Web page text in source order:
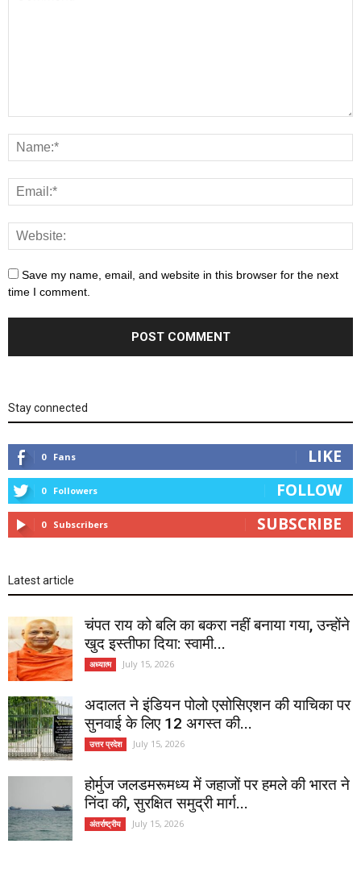
Save my name, email, and website in this browser for the next
time I comment.
Stay connected
0 Fans LIKE
0 Followers FOLLOW
0 Subscribers SUBSCRIBE
Latest article
चंपत राय को बलि का बकरा नहीं बनाया गया, उन्होंने
खुद इस्तीफा दिया: स्वामी...
अध्यात्म July 15, 2026
अदालत ने इंडियन पोलो एसोसिएशन की याचिका पर
सुनवाई के लिए 12 अगस्त की...
उत्तर प्रदेश July 15, 2026
होर्मुज जलडमरूमध्य में जहाजों पर हमले की भारत ने
निंदा की, सुरक्षित समुद्री मार्ग...
अंतर्राष्ट्रीय July 15, 2026